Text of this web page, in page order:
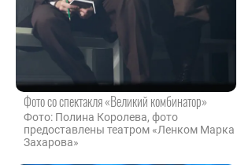
Фото со спектакля «Великий комбинатор»
Фото: Полина Королева, фото
предоставлены театром «Ленком Марка
Захарова»